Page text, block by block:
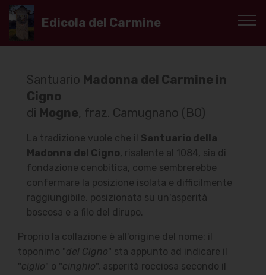
Edicola del Carmine
Santuario Madonna del Carmine in
Cigno
di Mogne, fraz. Camugnano (BO)
La tradizione vuole che il Santuario della
Madonna del Cigno, risalente al 1084, sia di
fondazione cenobitica, come sembrerebbe
confermare la posizione isolata e difficilmente
raggiungibile, posizionata su un'asperità
boscosa e a filo del dirupo.
Proprio la collazione è all'origine del nome: il
toponimo "del Cigno" sta appunto ad indicare il
"ciglio" o "cinghio", asperità rocciosa secondo il